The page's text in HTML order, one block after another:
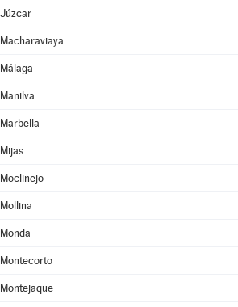
Júzcar
Macharaviaya
Málaga
Manilva
Marbella
Mijas
Moclinejo
Mollina
Monda
Montecorto
Montejaque